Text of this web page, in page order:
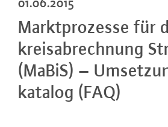
Markt­pro­zes­se für
kreis­ab­rech­nung
(MaBiS) –
ka­ta­log (FAQ)